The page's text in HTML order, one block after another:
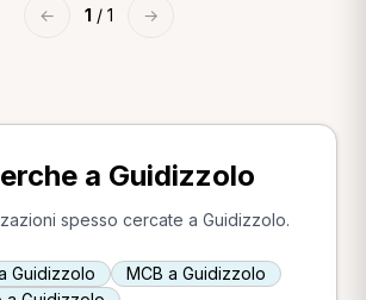
← 1 / 1 →
a Guidizzolo
spesso cercate a Guidizzolo.
Guidizzolo
MCB a Guidizzolo